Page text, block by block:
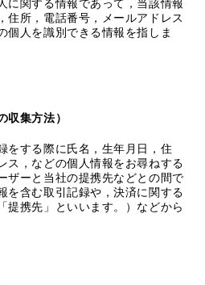
に関する情報であって，当該情報
住所，電話番号，メールアドレス
個人を識別できる情報を指しま
収集方法）
をする際に氏名，生年月日，住
ス，などの個人情報をお尋ねする
ザーと当社の提携先などとの間で
を含む取引記録や，決済に関する
提携先」といいます。）などから